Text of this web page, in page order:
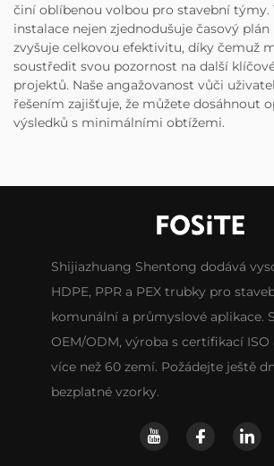
činí oblíbenou volbou pro stavební týmy.
instalace nejen zjednodušuje časový
zvyšuje celkovou efektivitu, díky čemuž
soustředit svou pozornost na další
projektů. Naše angažovanost vůči
řešením zajišťuje, že můžete dosáhnout
výsledků s minimálními obtížemi.
Shijiazhuang Shentong dodává
HDPE, PPR a PEX trubky pro
komunální a průmyslové aplikace.
OEM/ODM, výroba s certifikací ISO
více než 60 zemí. Požádejte ještě
bezplatné vzorky.